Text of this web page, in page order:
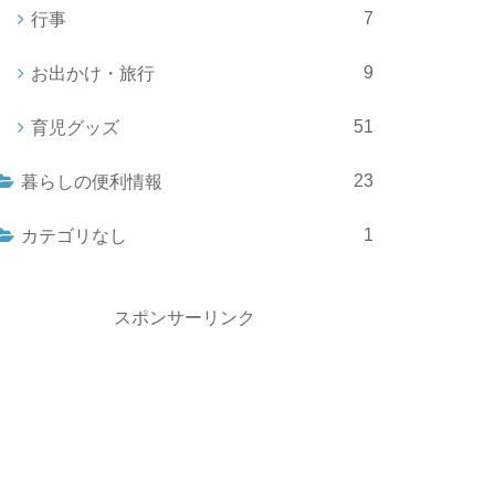
行事 7
お出かけ・旅行 9
育児グッズ 51
暮らしの便利情報 23
カテゴリなし 1
スポンサーリンク